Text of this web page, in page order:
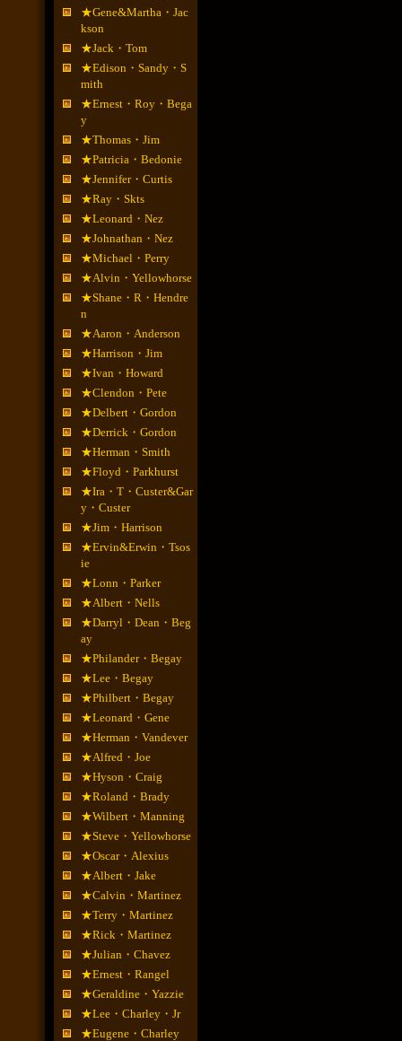
★Gene&Martha・Jac
kson
★Jack・Tom
★Edison・Sandy・S
mith
★Ernest・Roy・Bega
y
★Thomas・Jim
★Patricia・Bedonie
★Jennifer・Curtis
★Ray・Skts
★Leonard・Nez
★Johnathan・Nez
★Michael・Perry
★Alvin・Yellowhorse
★Shane・R・Hendre
n
★Aaron・Anderson
★Harrison・Jim
★Ivan・Howard
★Clendon・Pete
★Delbert・Gordon
★Derrick・Gordon
★Herman・Smith
★Floyd・Parkhurst
★Ira・T・Custer&Gar
y・Custer
★Jim・Harrison
★Ervin&Erwin・Tsos
ie
★Lonn・Parker
★Albert・Nells
★Darryl・Dean・Beg
ay
★Philander・Begay
★Lee・Begay
★Philbert・Begay
★Leonard・Gene
★Herman・Vandever
★Alfred・Joe
★Hyson・Craig
★Roland・Brady
★Wilbert・Manning
★Steve・Yellowhorse
★Oscar・Alexius
★Albert・Jake
★Calvin・Martinez
★Terry・Martinez
★Rick・Martinez
★Julian・Chavez
★Ernest・Rangel
★Geraldine・Yazzie
★Lee・Charley・Jr
★Eugene・Charley